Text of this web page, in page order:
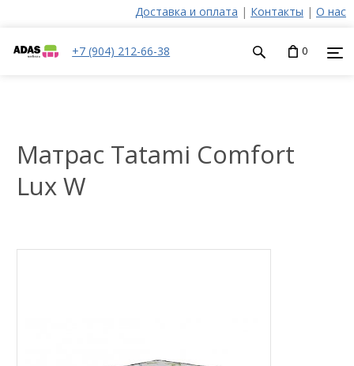
Доставка и оплата | Контакты | О нас
+7 (904) 212-66-38 0
Матрас Tatami Comfort
Lux W